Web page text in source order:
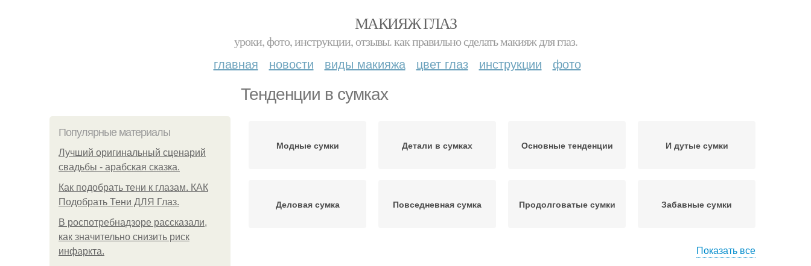
МАКИЯЖ ГЛАЗ
уроки, фото, инструкции, отзывы. как правильно сделать макияж для глаз.
главная новости виды макияжа цвет глаз инструкции фото
Тенденции в сумках
Популярные материалы
Лучший оригинальный сценарий
свадьбы - арабская сказка.
Как подобрать тени к глазам. КАК
Подобрать Тени ДЛЯ Глаз.
В роспотребнадзоре рассказали,
как значительно снизить риск
инфаркта.
Модные сумки Детали в сумках Основные тенденции И дутые сумки
Деловая сумка Повседневная сумка Продолговатые сумки Забавные сумки
Показать все